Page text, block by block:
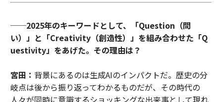
──2025年のキーワードとして、「Question（問
い）」と「Creativity（創造性）」を組み合わせた「Q
uestivity」をあげた。その理由は？
宮田： 背景にあるのは生成AIのインパクトだ。歴史の分
岐点は後から振り返ってわかるものだが、その時代の
人々が同時に意識するショッキングな出来事として現れ